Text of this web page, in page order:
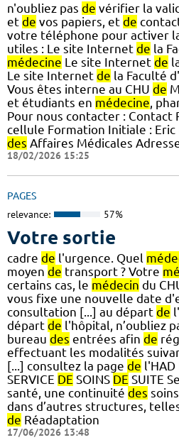
n'oubliez pas de vérifier la
et de vos papiers, et de
votre téléphone pour activer
utiles : Le site Internet de la
médecine Le site Internet de
Le site Internet de la Faculté
Vous êtes interne au CHU de
et étudiants en médecine,
Pour nous contacter : Contact
cellule Formation Initiale : Eric
des Affaires Médicales
18/02/2026 15:25
PAGES
relevance: 57%
Votre sortie
cadre de l'urgence. Quel
moyen de transport ? Votre
certains cas, le médecin du
vous fixe une nouvelle date
consultation [...] au départ de
départ de l'hôpital, n’oubliez
bureau des entrées afin de
effectuant les modalités
[...] consultez la page de l'HAD
SERVICE DE SOINS DE SUITE
santé, une continuité des
dans d’autres structures,
de Réadaptation
17/06/2026 13:48